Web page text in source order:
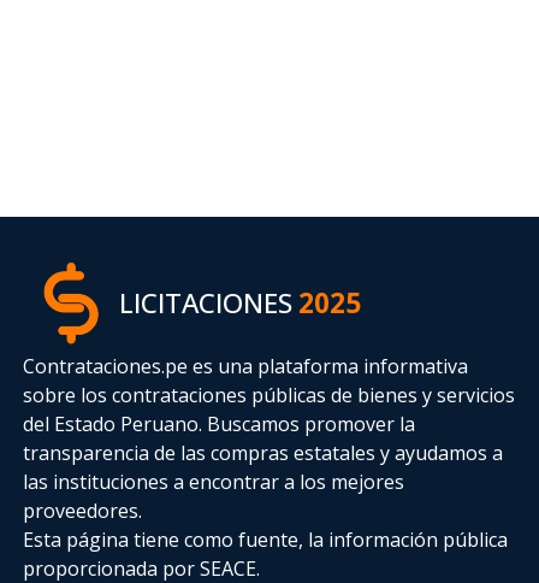
LICITACIONES2025
Contrataciones.pe es una plataforma informativa
sobre los contrataciones públicas de bienes y servicios
del Estado Peruano. Buscamos promover la
transparencia de las compras estatalesy ayudamos a
las instituciones a encontrar a los mejores
proveedores.
Esta página tiene como fuente, la información pública
proporcionada por SEACE.